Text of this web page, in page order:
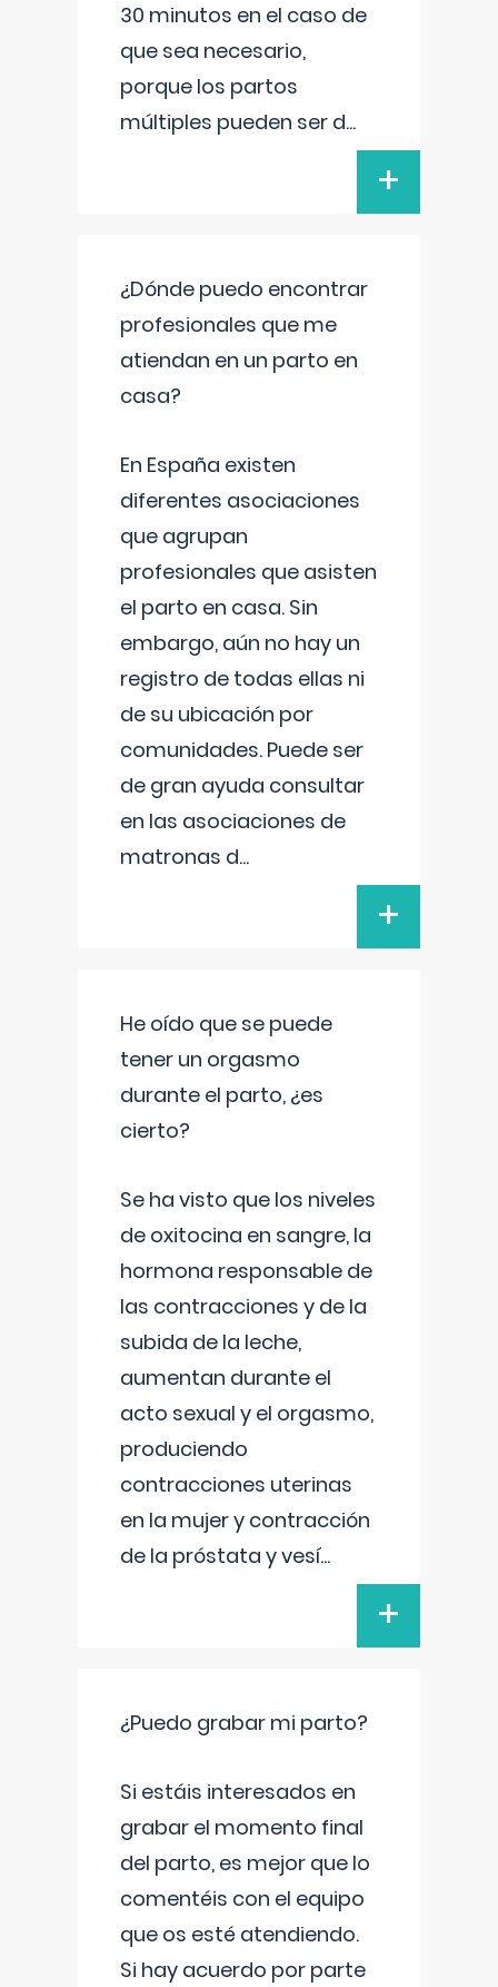
30 minutos en el caso de
que sea necesario,
porque los partos
múltiples pueden ser d...
+
¿Dónde puedo encontrar
profesionales que me
atiendan en un parto en
casa?
En España existen
diferentes asociaciones
que agrupan
profesionales que asisten
el parto en casa. Sin
embargo, aún no hay un
registro de todas ellas ni
de su ubicación por
comunidades. Puede ser
de gran ayuda consultar
en las asociaciones de
matronas d...
+
He oído que se puede
tener un orgasmo
durante el parto, ¿es
cierto?
Se ha visto que los niveles
de oxitocina en sangre, la
hormona responsable de
las contracciones y de la
subida de la leche,
aumentan durante el
acto sexual y el orgasmo,
produciendo
contracciones uterinas
en la mujer y contracción
de la próstata y vesí...
+
¿Puedo grabar mi parto?
Si estáis interesados en
grabar el momento final
del parto, es mejor que lo
comentéis con el equipo
que os esté atendiendo.
Si hay acuerdo por parte